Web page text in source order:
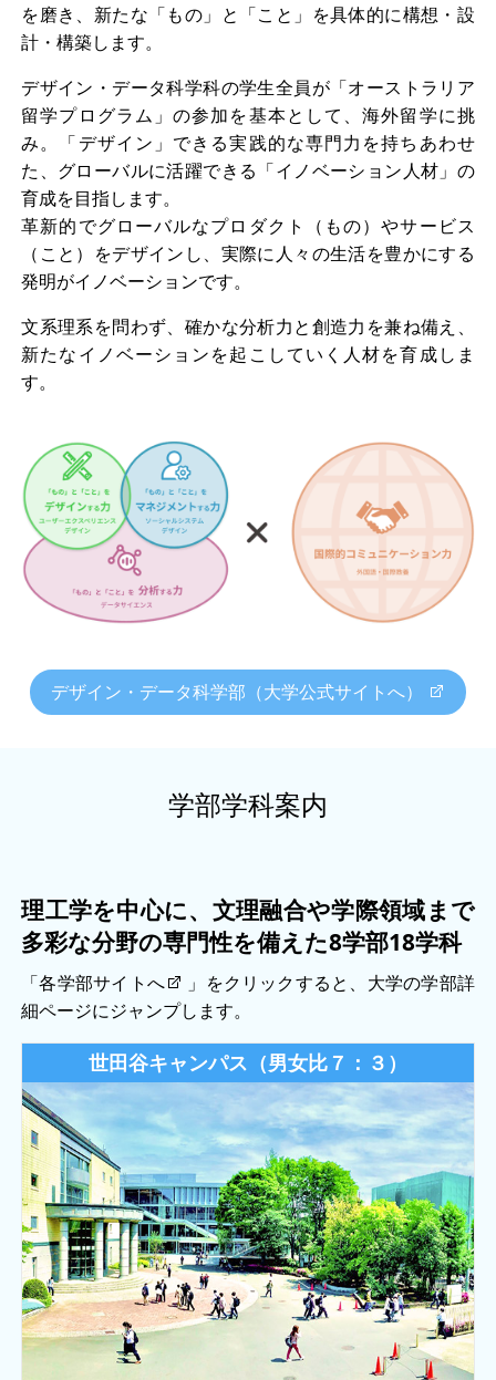
を磨き、新たな「もの」と「こと」を具体的に構想・設
計・構築します。
デザイン・データ科学科の学生全員が「オーストラリア
留学プログラム」の参加を基本として、海外留学に挑
み。「デザイン」できる実践的な専門力を持ちあわせ
た、グローバルに活躍できる「イノベーション人材」の
育成を目指します。
革新的でグローバルなプロダクト（もの）やサービス
（こと）をデザインし、実際に人々の生活を豊かにする
発明がイノベーションです。
文系理系を問わず、確かな分析力と創造力を兼ね備え、
新たなイノベーションを起こしていく人材を育成しま
す。
デザイン・データ科学部（大学公式サイトへ）
学部学科案内
理工学を中心に、文理融合や学際領域まで
多彩な分野の専門性を備えた8学部18学科
「各学部サイトへ
」をクリックすると、大学の学部詳
細ページにジャンプします。
世田谷キャンパス（男女比７：３）